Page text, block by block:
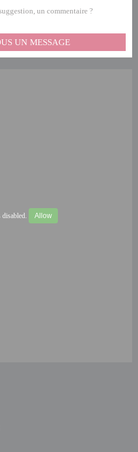
un commentaire ?
UN MESSAGE
Allow